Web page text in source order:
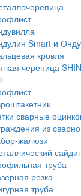
Smart и
кровля
черепица
сварные
из
жалюзи
труба
резка
труба